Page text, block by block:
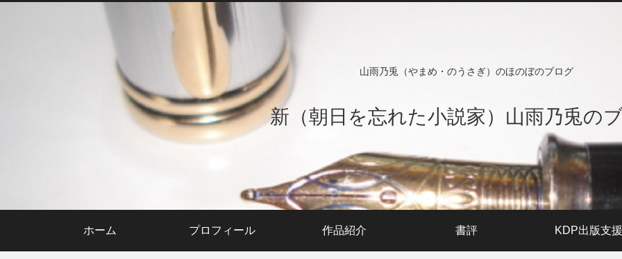
山雨乃兎（やまめ・のうさぎ）のほのぼのブログ
新（朝日を忘れた小説家）山雨乃兎の
ホーム プロフィール 作品紹介 書評 KDP出版支援